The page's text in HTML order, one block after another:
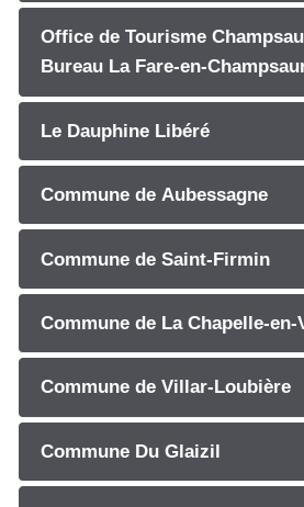
Office de Tourisme
Bureau La Fare-en-
Le Dauphine Libéré
Commune de Aubessagne
Commune de Saint-Firmin
Commune de La Chapelle-en-
Commune de Villar-Loubière
Commune Du Glaizil